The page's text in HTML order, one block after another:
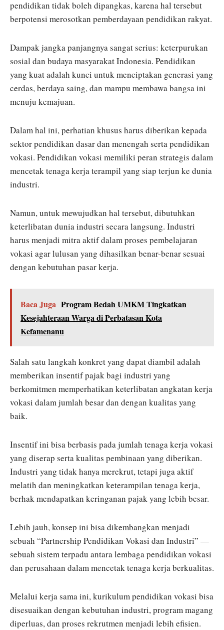
pendidikan tidak boleh dipangkas, karena hal tersebut
berpotensi merosotkan pemberdayaan pendidikan rakyat.
Dampak jangka panjangnya sangat serius: keterpurukan
sosial dan budaya masyarakat Indonesia. Pendidikan
yang kuat adalah kunci untuk menciptakan generasi yang
cerdas, berdaya saing, dan mampu membawa bangsa ini
menuju kemajuan.
Dalam hal ini, perhatian khusus harus diberikan kepada
sektor pendidikan dasar dan menengah serta pendidikan
vokasi. Pendidikan vokasi memiliki peran strategis dalam
mencetak tenaga kerja terampil yang siap terjun ke dunia
industri.
Namun, untuk mewujudkan hal tersebut, dibutuhkan
keterlibatan dunia industri secara langsung. Industri
harus menjadi mitra aktif dalam proses pembelajaran
vokasi agar lulusan yang dihasilkan benar-benar sesuai
dengan kebutuhan pasar kerja.
Baca Juga Program Bedah UMKM Tingkatkan
Kesejahteraan Warga di Perbatasan Kota
Kefamenanu
Salah satu langkah konkret yang dapat diambil adalah
memberikan insentif pajak bagi industri yang
berkomitmen memperhatikan keterlibatan angkatan kerja
vokasi dalam jumlah besar dan dengan kualitas yang
baik.
Insentif ini bisa berbasis pada jumlah tenaga kerja vokasi
yang diserap serta kualitas pembinaan yang diberikan.
Industri yang tidak hanya merekrut, tetapi juga aktif
melatih dan meningkatkan keterampilan tenaga kerja,
berhak mendapatkan keringanan pajak yang lebih besar.
Lebih jauh, konsep ini bisa dikembangkan menjadi
sebuah “Partnership Pendidikan Vokasi dan Industri” —
sebuah sistem terpadu antara lembaga pendidikan vokasi
dan perusahaan dalam mencetak tenaga kerja berkualitas.
Melalui kerja sama ini, kurikulum pendidikan vokasi bisa
disesuaikan dengan kebutuhan industri, program magang
diperluas, dan proses rekrutmen menjadi lebih efisien.